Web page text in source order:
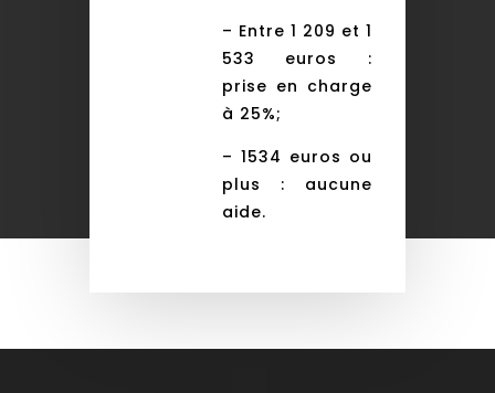
– Entre 1 209 et 1
533 euros :
prise en charge
à 25%;
– 1534 euros ou
plus : aucune
aide.